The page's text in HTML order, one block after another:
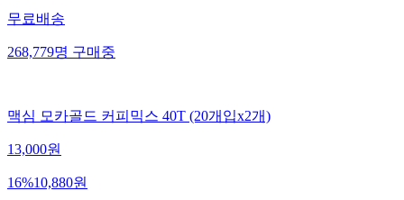
무료배송
268,779명구매중
맥심 모카골드 커피믹스 40T (20개입x2개)
13,000원
16%10,880원